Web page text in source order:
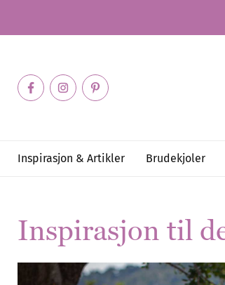
Inspirasjon & Artikler Brudekjoler
Inspirasjon til